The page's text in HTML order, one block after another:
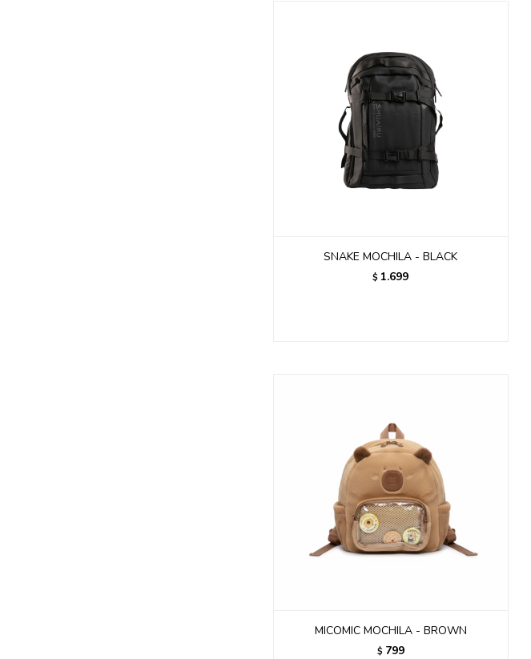
SNAKE MOCHILA - BLACK
$ 1.699
MICOMIC MOCHILA - BROWN
$ 799